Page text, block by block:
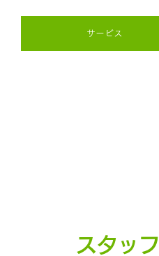
サービス
スタッフ